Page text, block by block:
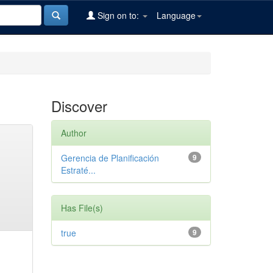
Language
Sign on to:
Discover
Author
9
Gerencia de Planificación
Estraté...
Has File(s)
9
true